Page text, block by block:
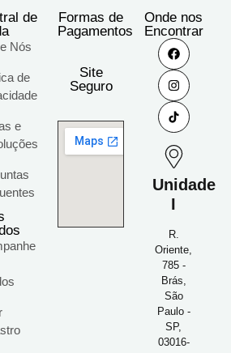
de
Nós
de
e
Formas de
Pagamentos
Site
Seguro
Onde nos
Encontrar
Unidade
I
R.
Oriente,
785 -
Brás,
São
Paulo -
SP,
03016-